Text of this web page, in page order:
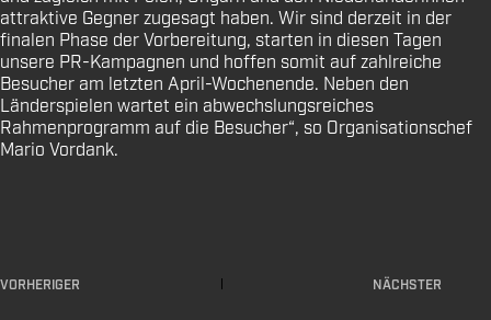
attraktive Gegner zugesagt haben. Wir sind derzeit in der
finalen Phase der Vorbereitung, starten in diesen Tagen
unsere PR-Kampagnen und hoffen somit auf zahlreiche
Besucher am letzten April-Wochenende. Neben den
Länderspielen wartet ein abwechslungsreiches
Rahmenprogramm auf die Besucher“, so Organisationschef
Mario Vordank.
VORHERIGER NÄCHSTER